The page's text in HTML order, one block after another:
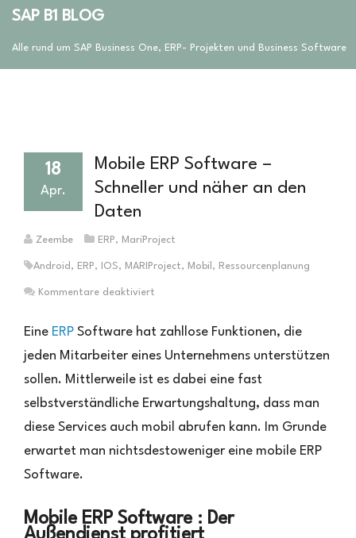
SAP B1 BLOG
Alle rund um SAP Business One, ERP- Projekten und Business Software
18
Apr.
Mobile ERP Software –
Schneller und näher an den
Daten
Zeembe ERP, MariProject
Android , ERP, IOS, MARIProject, Mobil , Ressourcenplanung
Kommentare deaktiviert
–
Schneller
an
den
Eine ERP Software hat zahllose Funktionen, die
jeden Mitarbeiter eines Unternehmens unterstützen
sollen. Mittlerweile ist es dabei eine fast
selbstverständliche Erwartungshaltung, dass man
diese Services auch mobil abrufen kann. Im Grunde
erwartet man nichtsdestoweniger eine mobile ERP
Software.
Mobile ERP Software : Der